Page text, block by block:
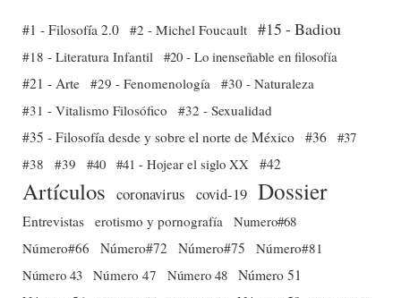
#1 - Filosofía 2.0 #2 - Michel Foucault #15 - Badiou
#18 - Literatura Infantil #20 - Lo inenseñable en filosofía
#21 - Arte #29 - Fenomenología
#30 - Naturaleza
#31 - Vitalismo Filosófico
#32 - Sexualidad
#35 - Filosofía desde y sobre el norte de México #36 #37
#38
#39 #40 #41 - Hojear el siglo XX #42
Artículos coronavirus covid-19 Dossier
Entrevistas erotismo y pornografía
Numero#68
Número#66
Número#72 Número#75
Número#81
Número 43 Número 47 Número 48 Número 51